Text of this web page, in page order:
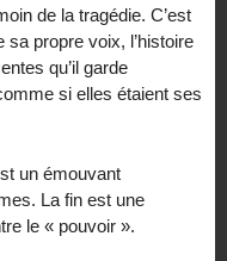
de la tragédie. C’est
sa propre voix, l’histoire
qu’il garde
si elles étaient ses
un émouvant
La fin est une
le « pouvoir ».